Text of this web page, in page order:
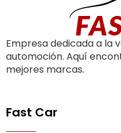
Empresa dedicada a la
automoción. Aquí
mejores marcas.
Fast Car